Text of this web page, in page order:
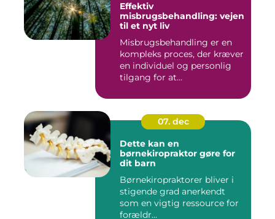
Effektiv
misbrugsbehandling: vejen
til et nyt liv
Misbrugsbehandling er en
kompleks proces, der kræver
en individuel og personlig
tilgang for at...
07. dec
Dette kan en
børnekiropraktor gøre for
dit barn
Børnekiropraktorer bliver i
stigende grad anerkendt
som en vigtig ressource for
forældr...